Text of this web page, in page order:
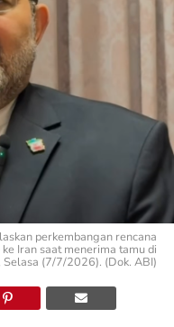
perkembangan rencana
Iran saat menerima tamu di
Selasa (7/7/2026). (Dok. ABI)